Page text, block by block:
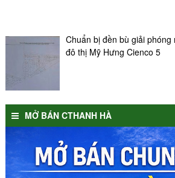
Chuẩn bị đền bù giải
đô thị Mỹ Hưng Cienco 5
MỞ BÁN CTHANH HÀ